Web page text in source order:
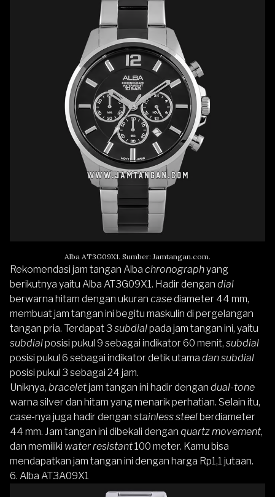
Alba AT3G09X1. Sumber: Jamtangan.com.
Rekomendasi jam tangan Alba chronographyang
berikutnya yaitu Alba AT3G09X1. Hadir dengan dial
berwarna hitam dengan ukuran casediameter 44 mm,
membuat jam tangan ini begitu maskulin di pergelangan
tangan pria. Terdapat 3 subdialpada jam tangan ini, yaitu
subdialposisi pukul 9 sebagai indikator 60 menit, subdial
posisi pukul 6 sebagai indikator detik utama dan subdial
posisi pukul 3 sebagai 24 jam.
Uniknya, braceletjam tangan ini hadir dengan dual-tone
warna silver dan hitam yang menarik perhatian. Selain itu,
case-nya juga hadir dengan stainless steelberdiameter
44 mm. Jam tangan ini dibekali dengan quartz movement,
dan memiliki water resistant100 meter. Kamu bisa
mendapatkan jam tangan ini dengan harga Rp1,1 jutaan.
6. Alba AT3A09X1